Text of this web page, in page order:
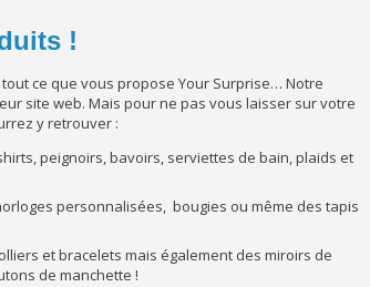
!
ce que vous propose Your Surprise… Notre
site web. Mais pour ne pas vous laisser sur votre
y retrouver :
peignoirs, bavoirs, serviettes de bain, plaids et
personnalisées, bougies ou même des tapis
et bracelets mais également des miroirs de
de manchette !